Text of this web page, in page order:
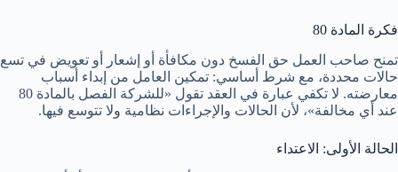
فكرة المادة 80
تمنح صاحب العمل حق الفسخ دون مكافأة أو إشعار أو تعويض في تسع
حالات محددة، مع شرط أساسي: تمكين العامل من إبداء أسباب
معارضته. لا تكفي عبارة في العقد تقول «للشركة الفصل بالمادة 80
عند أي مخالفة»، لأن الحالات والإجراءات نظامية ولا تتوسع فيها.
الحالة الأولى: الاعتداء